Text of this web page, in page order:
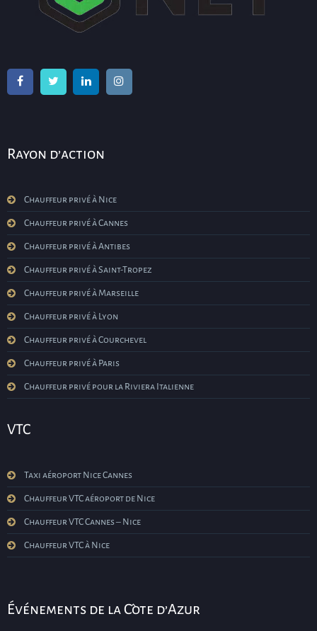
Rayon d’action
Chauffeur privé à Nice
Chauffeur privé à Cannes
Chauffeur privé à Antibes
Chauffeur privé à Saint-Tropez
Chauffeur privé à Marseille
Chauffeur privé à Lyon
Chauffeur privé à Courchevel
Chauffeur privé à Paris
Chauffeur privé pour la Riviera Italienne
VTC
Taxi aéroport Nice Cannes
Chauffeur VTC aéroport de Nice
Chauffeur VTC Cannes – Nice
Chauffeur VTC à Nice
Événements de la Côte d’Azur